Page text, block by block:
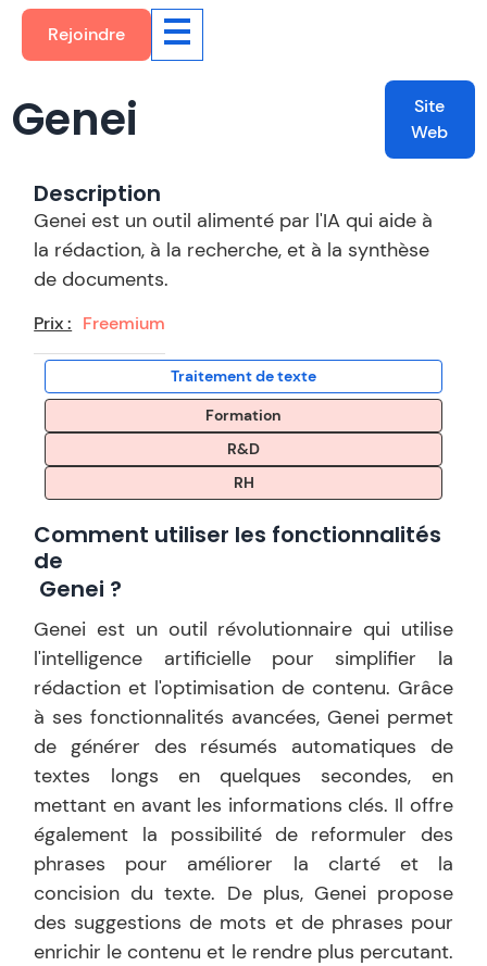
Rejoindre
Genei
Site
Web
Description
Genei est un outil alimenté par l'IA qui aide à
la rédaction, à la recherche, et à la synthèse
de documents.
Prix : Freemium
Traitement de texte
Formation
R&D
RH
Comment utiliser les fonctionnalités
de
Genei ?
Genei est un outil révolutionnaire qui utilise
l'intelligence artificielle pour simplifier la
rédaction et l'optimisation de contenu. Grâce
à ses fonctionnalités avancées, Genei permet
de générer des résumés automatiques de
textes longs en quelques secondes, en
mettant en avant les informations clés. Il offre
également la possibilité de reformuler des
phrases pour améliorer la clarté et la
concision du texte. De plus, Genei propose
des suggestions de mots et de phrases pour
enrichir le contenu et le rendre plus percutant.